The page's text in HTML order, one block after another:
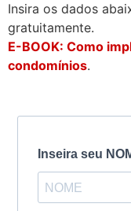
Insira os dados
gratuitamente.
E-BOOK: Como
condomínios.
Inseira seu